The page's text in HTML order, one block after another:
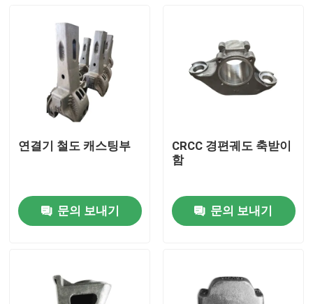
연결기 철도 캐스팅부
문의 보내기
CRCC 경편궤도 축받이
함
문의 보내기